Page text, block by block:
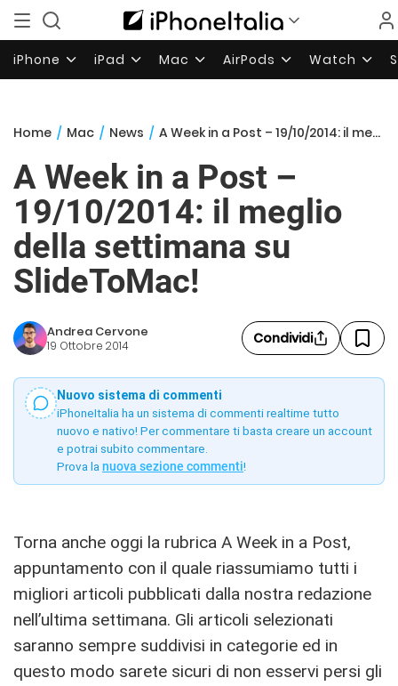
iPhone iPad Mac AirPods Watch
Home / Mac / News / A Week in a Post – 19/10/2014: il meglio della settimana su SlideToMac!
A Week in a Post –
19/10/2014: il meglio
della settimana su
SlideToMac!
Andrea Cervone
19 Ottobre 2014 Condividi
Nuovo sistema di commenti
iPhoneItalia ha un sistema di commenti realtime tutto
nuovo e nativo! Per commentare ti basta creare un account
e potrai subito commentare.
Prova la nuova sezione commenti!
Torna anche oggi la rubrica A Week in a Post,
appuntamento con il quale riassumiamo tutti i
migliori articoli pubblicati dalla nostra redazione
nell’ultima settimana. Gli articoli selezionati
saranno sempre suddivisi in categorie ed in
questo modo sarete sicuri di non esservi persi gli